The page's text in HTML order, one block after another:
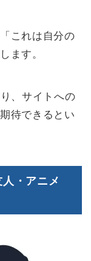
これは自分の
ます。
、サイトへの
待できるとい
・アニメ